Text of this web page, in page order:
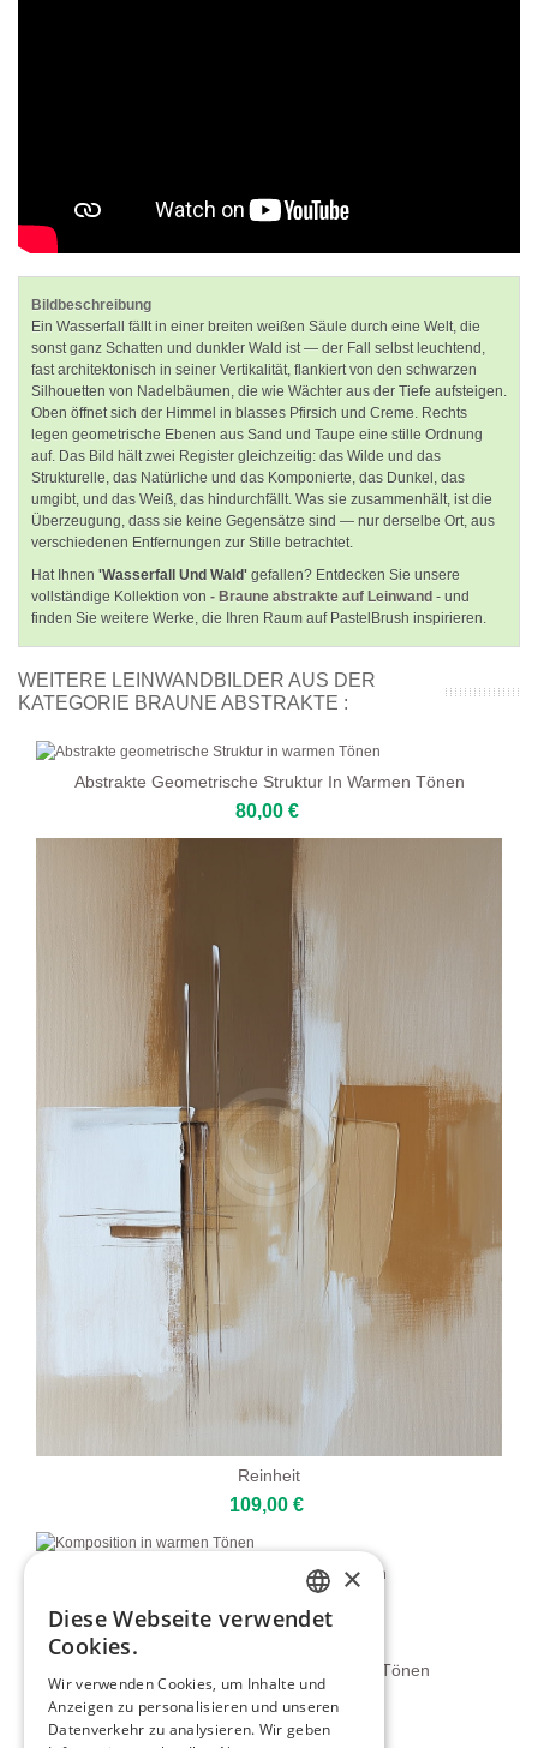
Bildbeschreibung
Ein Wasserfall fällt in einer breiten weißen Säule durch eine Welt, die
sonst ganz Schatten und dunkler Wald ist — der Fall selbst leuchtend,
fast architektonisch in seiner Vertikalität, flankiert von den schwarzen
Silhouetten von Nadelbäumen, die wie Wächter aus der Tiefe aufsteigen.
Oben öffnet sich der Himmel in blasses Pfirsich und Creme. Rechts
legen geometrische Ebenen aus Sand und Taupe eine stille Ordnung
auf. Das Bild hält zwei Register gleichzeitig: das Wilde und das
Strukturelle, das Natürliche und das Komponierte, das Dunkel, das
umgibt, und das Weiß, das hindurchfällt. Was sie zusammenhält, ist die
Überzeugung, dass sie keine Gegensätze sind — nur derselbe Ort, aus
verschiedenen Entfernungen zur Stille betrachtet.
Hat Ihnen 'Wasserfall Und Wald' gefallen? Entdecken Sie unsere
vollständige Kollektion von - Braune abstrakte auf Leinwand - und
finden Sie weitere Werke, die Ihren Raum auf PastelBrush inspirieren.
WEITERE LEINWANDBILDER AUS DER
KATEGORIE BRAUNE ABSTRAKTE :
Abstrakte Geometrische Struktur In Warmen Tönen
80,00 €
Reinheit
109,00 €
Komposition In Warmen Tönen
Kurven Und Kontraste In Neutralen Tönen
80,00 €
ENGLISH
GERMAN
×
Diese Webseite verwendet
Cookies.
Wir verwenden Cookies, um Inhalte und
Anzeigen zu personalisieren und unseren
Datenverkehr zu analysieren. Wir geben